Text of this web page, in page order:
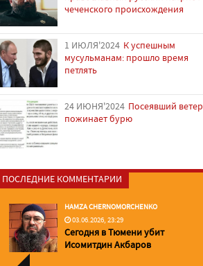
чеченского происхождения
1 ИЮЛЯ'2024 К успешным
мусульманам: прошло время
петлять
24 ИЮНЯ'2024 Посеявший ветер
пожинает бурю
ПОСЛЕДНИЕ КОММЕНТАРИИ
HAMZA CHERNOMORCHENKO
03.06.2026, 23:29
Сегодня в Тюмени убит
Исомитдин Акбаров